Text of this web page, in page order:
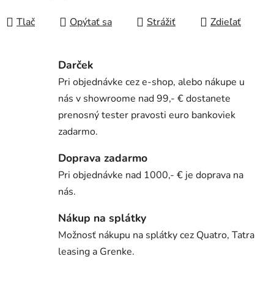
Tlač Opýtať sa Strážiť Zdieľať
Darček
Pri objednávke cez e-shop, alebo nákupe u
nás v showroome nad 99,- € dostanete
prenosný tester pravosti euro bankoviek
zadarmo.
Doprava zadarmo
Pri objednávke nad 1000,- € je doprava na
nás.
Nákup na splátky
Možnosť nákupu na splátky cez Quatro, Tatra
leasing a Grenke.